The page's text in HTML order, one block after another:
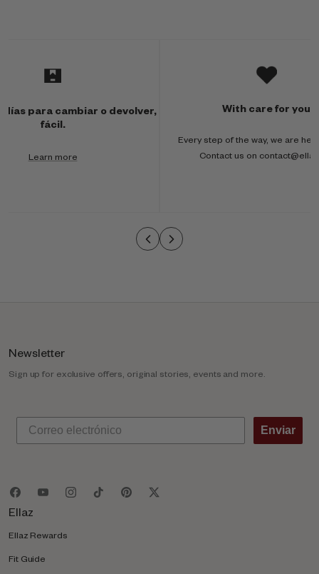
l
para cambiar o devolver,
fácil.
Learn more
With care for you
Every step of the way, we are
Contact us on
Newsletter
Sign up for exclusive offers, original stories, events and more.
Enviar
Ellaz
Ellaz Rewards
Fit Guide